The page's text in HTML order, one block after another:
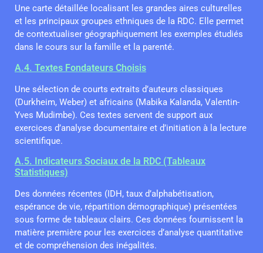
Une carte détaillée localisant les grandes aires culturelles
et les principaux groupes ethniques de la RDC. Elle permet
de contextualiser géographiquement les exemples étudiés
dans le cours sur la famille et la parenté.
A.4. Textes Fondateurs Choisis
Une sélection de courts extraits d’auteurs classiques
(Durkheim, Weber) et africains (Mabika Kalanda, Valentin-
Yves Mudimbe). Ces textes servent de support aux
exercices d’analyse documentaire et d’initiation à la lecture
scientifique.
A.5. Indicateurs Sociaux de la RDC (Tableaux
Statistiques)
Des données récentes (IDH, taux d’alphabétisation,
espérance de vie, répartition démographique) présentées
sous forme de tableaux clairs. Ces données fournissent la
matière première pour les exercices d’analyse quantitative
et de compréhension des inégalités.